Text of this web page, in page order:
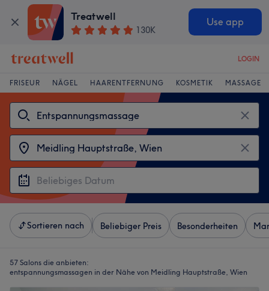
Treatwell
130K
Use app
LOGIN
FRISEUR NÄGEL HAARENTFERNUNG KOSMETIK MASSAGE
Sortieren nach Beliebiger Preis Besonderheiten
57 Salons die anbieten:
entspannungsmassagen in der Nähe von Meidling Hauptstraße, Wien